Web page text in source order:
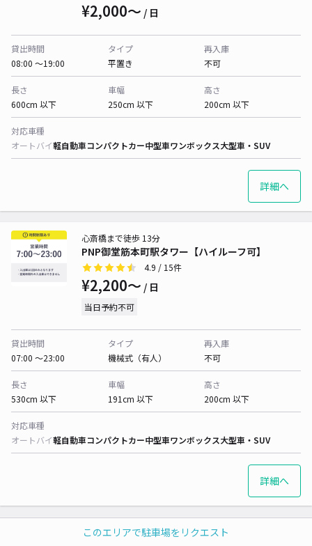
このエリアで駐車場をリクエスト
¥2,000〜 / 日
貸出時間
08:00 〜19:00
タイプ
平置き
再入庫
不可
長さ
600cm 以下
車幅
250cm 以下
高さ
200cm 以下
対応車種
オートバイ軽自動車コンパクトカー中型車ワンボックス大型車・SUV
詳細へ
PNP御堂筋本町駅タワー【ハイルーフ可】
心斎橋まで徒歩 13分
4.9 / 15件
¥2,200〜 / 日
当日予約不可
貸出時間
07:00 〜23:00
タイプ
機械式（有人）
再入庫
不可
長さ
530cm 以下
車幅
191cm 以下
高さ
200cm 以下
対応車種
オートバイ軽自動車コンパクトカー中型車ワンボックス大型車・SUV
詳細へ
心斎橋まで徒歩 11分